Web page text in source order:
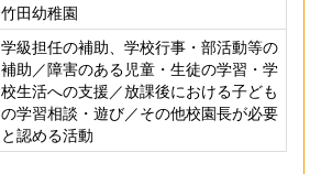
竹田幼稚園
学級担任の補助、学校行事・部活動等の
補助／障害のある児童・生徒の学習・学
校生活への支援／放課後における子ども
の学習相談・遊び／その他校園長が必要
と認める活動